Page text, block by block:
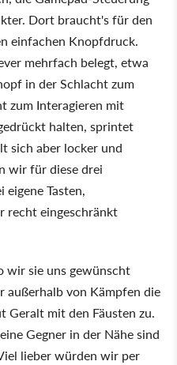
Dort braucht's für den
einfachen Knopfdruck.
mehrfach belegt, etwa
in der Schlacht zum
zum Interagieren mit
halten, sprintet
sich aber locker und
wir für diese drei
eigene Tasten,
recht eingeschränkt
wir sie uns gewünscht
außerhalb von Kämpfen die
Geralt mit den Fäusten zu.
Gegner in der Nähe sind
lieber würden wir per